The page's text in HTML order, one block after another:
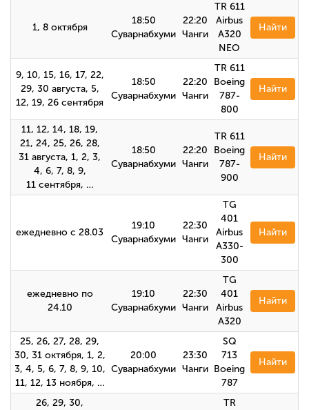
1, 8 октября
18:50
Суварнабхуми
22:20
Чанги
TR 611
Airbus
A320
NEO
Найти
9, 10, 15, 16, 17, 22,
29, 30 августа, 5,
12, 19, 26 сентября
18:50
Суварнабхуми
22:20
Чанги
TR 611
Boeing
787-
800
Найти
11, 12, 14, 18, 19,
21, 24, 25, 26, 28,
31 августа, 1, 2, 3,
4, 6, 7, 8, 9,
11 сентября, …
18:50
Суварнабхуми
22:20
Чанги
TR 611
Boeing
787-
900
Найти
ежедневно с 28.03
19:10
Суварнабхуми
22:30
Чанги
TG
401
Airbus
А330-
300
Найти
ежедневно по
24.10
19:10
Суварнабхуми
22:30
Чанги
TG
401
Airbus
А320
Найти
25, 26, 27, 28, 29,
30, 31 октября, 1, 2,
3, 4, 5, 6, 7, 8, 9, 10,
11, 12, 13 ноября, …
20:00
Суварнабхуми
23:30
Чанги
SQ
713
Boeing
787
Найти
26, 29, 30,
TR